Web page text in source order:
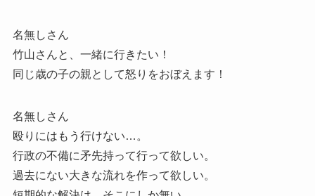
名無しさん
竹山さんと、一緒に行きたい！
同じ歳の子の親として怒りをおぼえます！
名無しさん
殴りにはもう行けない…。
行政の不備に矛先持って行って欲しい。
過去にない大きな流れを作って欲しい。